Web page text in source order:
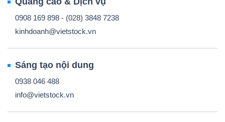
0908 169 898 - (028) 3848 7238
kinhdoanh@vietstock.vn
Sáng tạo nội dung
0938 046 488
info@vietstock.vn